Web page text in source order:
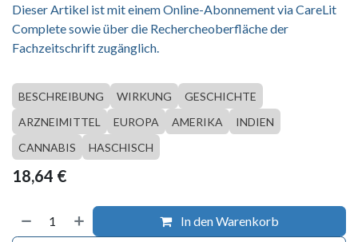
Dieser Artikel ist mit einem Online-Abonnement via CareLit
Complete sowie über die Rechercheoberfläche der
Fachzeitschrift zugänglich.
BESCHREIBUNG WIRKUNG
GESCHICHTE
ARZNEIMITTEL
EUROPA AMERIKA
INDIEN
CANNABIS
HASCHISCH
18,64 €
In den Warenkorb